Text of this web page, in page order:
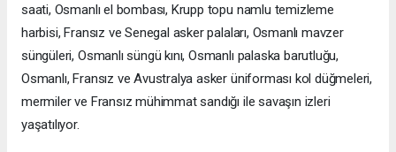
saati, Osmanlı el bombası, Krupp topu namlu temizleme
harbisi, Fransız ve Senegal asker palaları, Osmanlı mavzer
süngüleri, Osmanlı süngü kını, Osmanlı palaska barutluğu,
Osmanlı, Fransız ve Avustralya asker üniforması kol düğmeleri,
mermiler ve Fransız mühimmat sandığı ile savaşın izleri
yaşatılıyor.